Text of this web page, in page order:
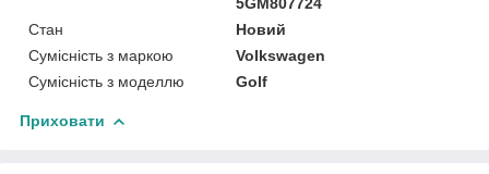
Стан
Новий
Сумісність з маркою
Volkswagen
Сумісність з моделлю
Golf
Приховати